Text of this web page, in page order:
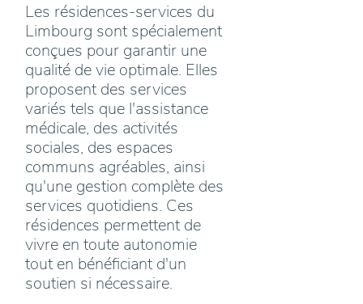
Les résidences-services du
Limbourg sont spécialement
conçues pour garantir une
qualité de vie optimale. Elles
proposent des services
variés tels que l'assistance
médicale, des activités
sociales, des espaces
communs agréables, ainsi
qu'une gestion complète des
services quotidiens. Ces
résidences permettent de
vivre en toute autonomie
tout en bénéficiant d'un
soutien si nécessaire.